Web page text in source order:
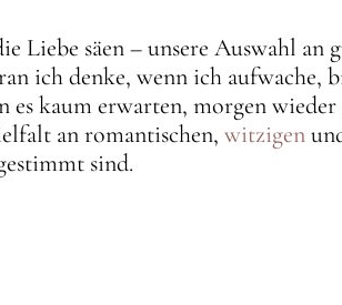
Liebe säen – unsere Auswahl an
ich denke, wenn ich aufwache,
kaum erwarten, morgen
an romantischen,witzigen
sind.